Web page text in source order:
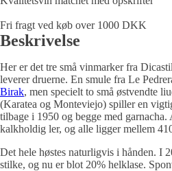
Spanien
Fri fragt ved køb over 1000 DKK
Beskrivelse
Her er det tre små vinmarker fra
leverer druerne. En smule fra Le
Birak, men specielt to små østvendte
(Karatea og Monteviejo) spiller en
tilbage i 1950 og begge med
kalkholdig ler, og alle ligger mellem
Det hele høstes naturligvis i hånden. I
stilke, og nu er blot 20% helklase.